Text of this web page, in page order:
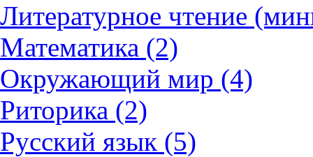
Литературное чтение
Математика (2)
Окружающий мир (4)
Риторика (2)
Русский язык (5)